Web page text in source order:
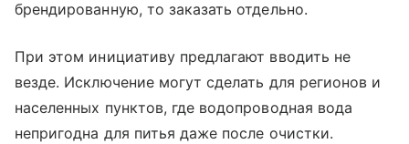
брендированную, то заказать отдельно.
При этом инициативу предлагают вводить не
везде. Исключение могут сделать для регионов и
населенных пунктов, где водопроводная вода
непригодна для питья даже после очистки.